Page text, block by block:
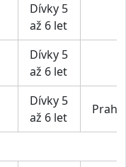
Dívky 5
až 6 let
Dívky 5
až 6 let
Dívky 5
až 6 let
Praha